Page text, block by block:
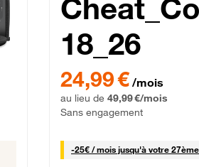
18_26
24,99 € /mois
au lieu de 49,99 €/mois
Sans engagement
-25€ / mois25 € par mois
jusqu'à votre